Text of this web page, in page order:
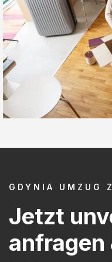
GDYNIA UMZUG
Jetzt
anfragen